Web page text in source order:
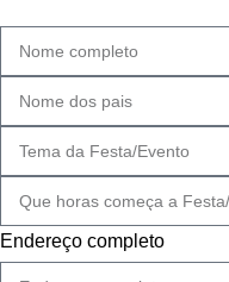
Endereço completo